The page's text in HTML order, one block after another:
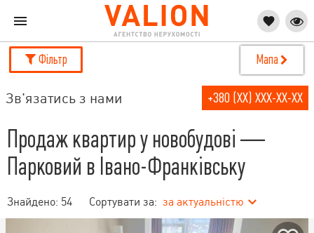
Фільтр Мапа
Зв'язатись з нами +380 (XX) XXX-XX-XX
Продаж квартир у новобудові —
Парковий в Івано-Франківську
Знайдено: 54 Сортувати за: за актуальністю